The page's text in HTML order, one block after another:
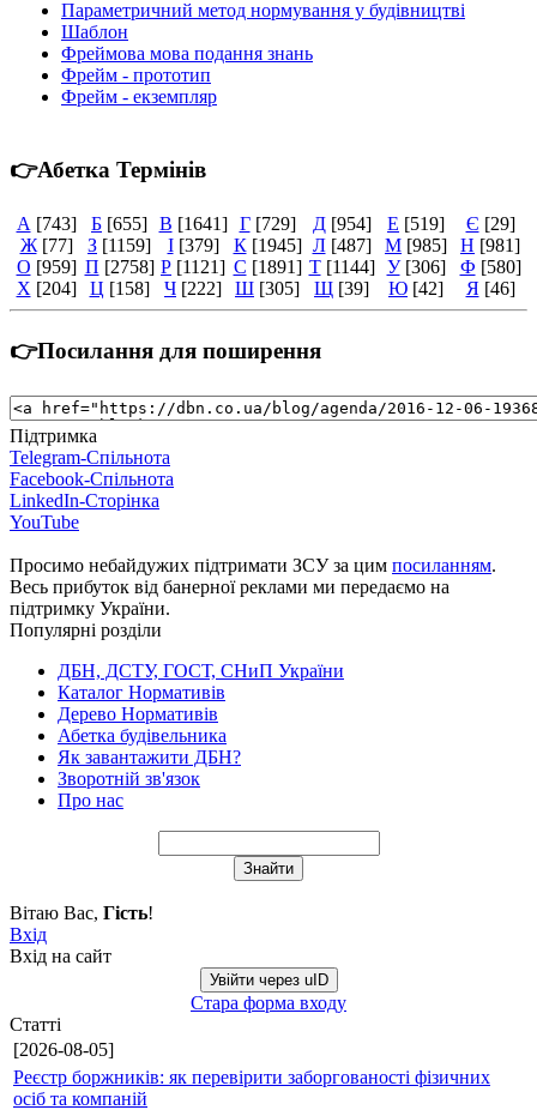
Параметричний метод нормування у будівництві
Шаблон
Фреймова мова подання знань
Фрейм - прототип
Фрейм - екземпляр
👉Абетка Термінів
А [743] Б [655] В [1641] Г [729] Д [954] Е [519] Є [29]
Ж [77] З [1159] І [379] К [1945] Л [487] М [985] Н [981]
О [959] П [2758] Р [1121] С [1891] Т [1144] У [306] Ф [580]
Х [204] Ц [158] Ч [222] Ш [305] Щ [39] Ю [42] Я [46]
👉Посилання для поширення
Підтримка
Telegram-Спільнота
Facebook-Спільнота
LinkedIn-Сторінка
YouTube
Просимо небайдужих підтримати ЗСУ за цим посиланням.
Весь прибуток від банерної реклами ми передаємо на
підтримку України.
Популярні розділи
ДБН, ДСТУ, ГОСТ, СНиП України
Каталог Нормативів
Дерево Нормативів
Абетка будівельника
Як завантажити ДБН?
Зворотній зв'язок
Про нас
Вітаю Вас, Гість!
Вхід
Вхід на сайт
Увійти через uID
Стара форма входу
Статті
[2026-08-05]
Реєстр боржників: як перевірити заборгованості фізичних
осіб та компаній